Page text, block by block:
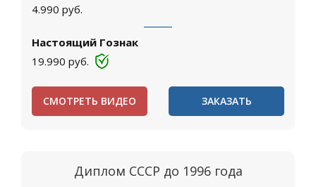
4.990 руб.
Настоящий Гознак
19.990 руб.
СМОТРЕТЬ ВИДЕО ЗАКАЗАТЬ
Диплом СССР до 1996 года